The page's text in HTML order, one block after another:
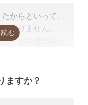
宅近くのカフェ
可能ですのでご
からといって、
ありません。
、お客様の状況
ますか？